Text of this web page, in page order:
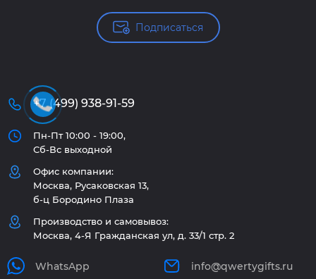
Подписаться
+7 (499) 938-91-59
Пн-Пт 10:00 - 19:00,
Сб-Вс выходной
Офис компании:
Москва, Русаковская 13,
б-ц Бородино Плаза
Производство и самовывоз:
Москва, 4-Я Гражданская ул, д. 33/1 стр. 2
WhatsApp info@qwertygifts.ru